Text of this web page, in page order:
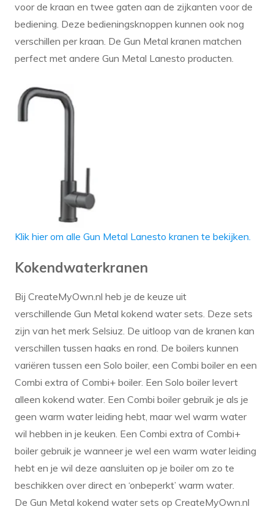
voor de kraan en twee gaten aan de zijkanten voor de
bediening. Deze bedieningsknoppen kunnen ook nog
verschillen per kraan. De Gun Metal kranen matchen
perfect met andere Gun Metal Lanesto producten.
Klik hier om alle Gun Metal Lanesto kranen te bekijken.
Kokendwaterkranen
Bij CreateMyOwn.nl heb je de keuze uit
verschillende Gun Metal kokend water sets. Deze sets
zijn van het merk Selsiuz. De uitloop van de kranen kan
verschillen tussen haaks en rond. De boilers kunnen
variëren tussen een Solo boiler, een Combi boiler en een
Combi extra of Combi+ boiler. Een Solo boiler levert
alleen kokend water. Een Combi boiler gebruik je als je
geen warm water leiding hebt, maar wel warm water
wil hebben in je keuken. Een Combi extra of Combi+
boiler gebruik je wanneer je wel een warm water leiding
hebt en je wil deze aansluiten op je boiler om zo te
beschikken over direct en ‘onbeperkt’ warm water.
De Gun Metal kokend water sets op CreateMyOwn.nl